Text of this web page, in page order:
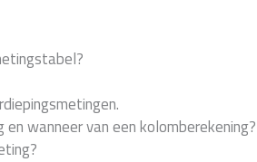
wanneer van een kolomberekening?